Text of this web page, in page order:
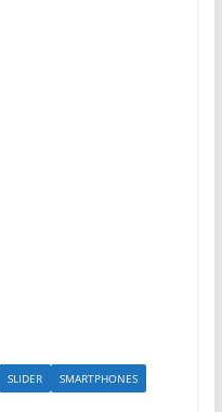
SLIDER SMARTPHONES